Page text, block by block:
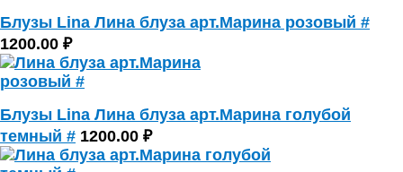
Блузы Lina Лина блуза арт.Марина розовый #
1200.00 ₽
Блузы Lina Лина блуза арт.Марина голубой
темный # 1200.00 ₽